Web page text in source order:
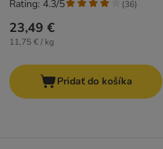
23,49 €
11,75 € / kg
Rating: 4.3/5 (36)
Pridať do košíka